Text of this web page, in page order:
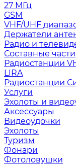
27 МГц
GSM
VHF/UHF
Держатели
Радио и
Составные части
Радиостанции
LIRA
Радиостанции
Услуги
Эхолоты и
Аксессуары
Видеоудочки
Эхолоты
Туризм
Фонари
Фотоловушки